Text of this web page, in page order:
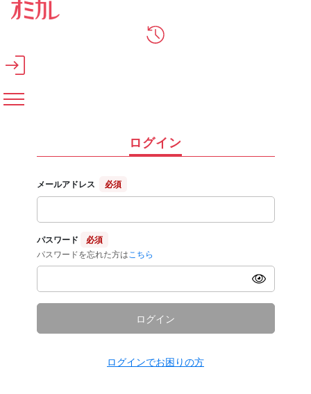
メインコンテンツへスキップ
ログイン
メールアドレス 必須
パスワード
必須
パスワードを忘れた方は こちら
ログイン
ログインでお困りの方